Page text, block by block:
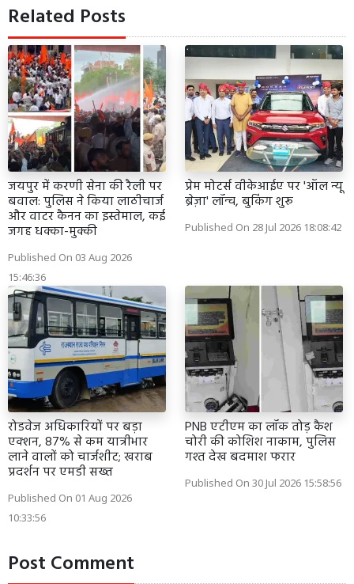
Related Posts
जयपुर में करणी सेना की रैली पर
बवाल: पुलिस ने किया लाठीचार्ज
और वाटर कैनन का इस्तेमाल, कई
जगह धक्का-मुक्की
Published On 03 Aug 2026
15:46:36
प्रेम मोटर्स वीकेआईए पर 'ऑल न्यू
ब्रेज़ा' लॉन्च, बुकिंग शुरू
Published On 28 Jul 2026 18:08:42
रोडवेज अधिकारियों पर बड़ा
एक्शन, 87% से कम यात्रीभार
लाने वालों को चार्जशीट; खराब
प्रदर्शन पर एमडी सख्त
Published On 01 Aug 2026
10:33:56
PNB एटीएम का लॉक तोड़ कैश
चोरी की कोशिश नाकाम, पुलिस
गश्त देख बदमाश फरार
Published On 30 Jul 2026 15:58:56
Post Comment